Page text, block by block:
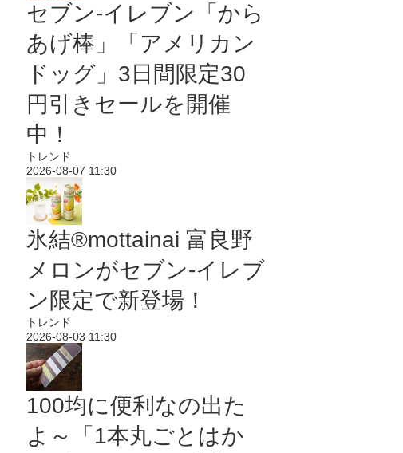
セブン‐イレブン「から
あげ棒」「アメリカン
ドッグ」3日間限定30
円引きセールを開催
中！
トレンド
2026-08-07 11:30
氷結®mottainai 富良野
メロンがセブン‐イレブ
ン限定で新登場！
トレンド
2026-08-03 11:30
100均に便利なの出た
よ～「1本丸ごとはか